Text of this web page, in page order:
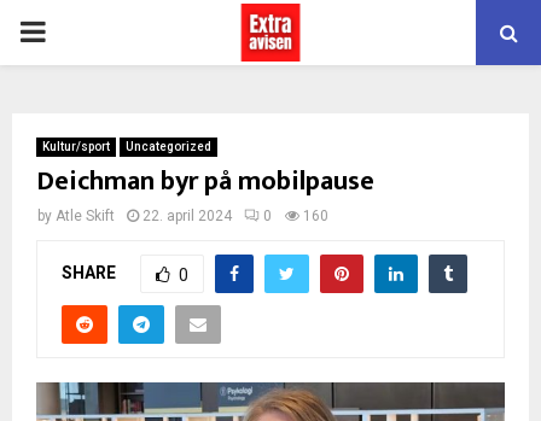
PRIMARY
Kultur/sport Uncategorized
Deichman byr på mobilpause
by Atle Skift 22. april 2024 0 160
SHARE 0